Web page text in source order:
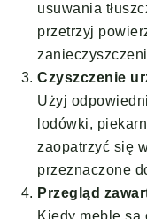
usuwania
przetrzyj
Czyszczenie
Użyj
lodówki,
zaopatrzyć się
przeznaczone
Przegląd
Kiedy meble są